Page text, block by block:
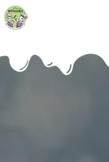
Panneau de gestion des cookies